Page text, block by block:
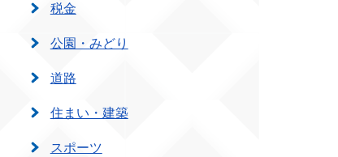
税金
公園・みどり
道路
住まい・建築
スポーツ